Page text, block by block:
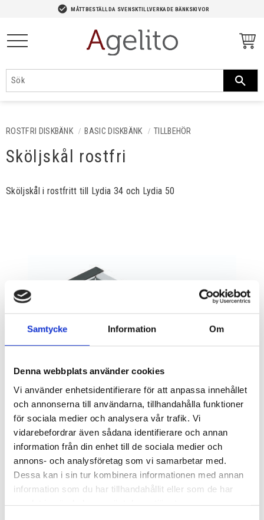
Samtycke Information Om
Denna webbplats använder cookies
Vi använder enhetsidentifierare för att anpassa innehållet
och annonserna till användarna, tillhandahålla funktioner
för sociala medier och analysera vår trafik. Vi
vidarebefordrar även sådana identifierare och annan
information från din enhet till de sociala medier och
annons- och analysföretag som vi samarbetar med.
Dessa kan i sin tur kombinera informationen med annan
information som du har tillhandahållit eller som de har
check_circle MÅTTBESTÄLLDA SVENSKTILLVERKADE BÄNKSKIVOR
ROSTFRI DISKBÄNK BASIC DISKBÄNK TILLBEHÖR
Sköljskål rostfri
Sköljskål i rostfritt till Lydia 34 och Lydia 50
830,00